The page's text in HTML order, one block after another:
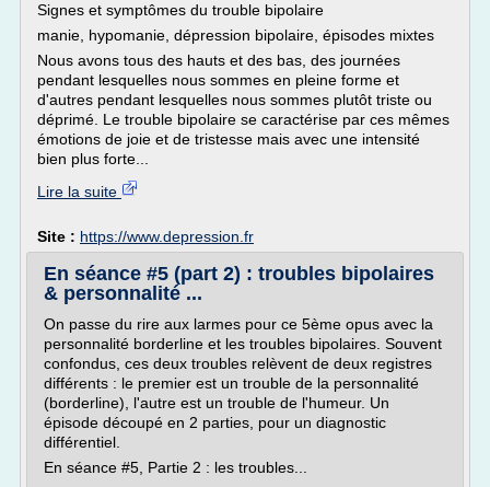
Signes et symptômes du trouble bipolaire
manie, hypomanie, dépression bipolaire, épisodes mixtes
Nous avons tous des hauts et des bas, des journées
pendant lesquelles nous sommes en pleine forme et
d'autres pendant lesquelles nous sommes plutôt triste ou
déprimé. Le trouble bipolaire se caractérise par ces mêmes
émotions de joie et de tristesse mais avec une intensité
bien plus forte...
Lire la suite
Site : https://www.depression.fr
En séance #5 (part 2) : troubles bipolaires
& personnalité ...
On passe du rire aux larmes pour ce 5ème opus avec la
personnalité borderline et les troubles bipolaires. Souvent
confondus, ces deux troubles relèvent de deux registres
différents : le premier est un trouble de la personnalité
(borderline), l'autre est un trouble de l'humeur. Un
épisode découpé en 2 parties, pour un diagnostic
différentiel.
En séance #5, Partie 2 : les troubles...